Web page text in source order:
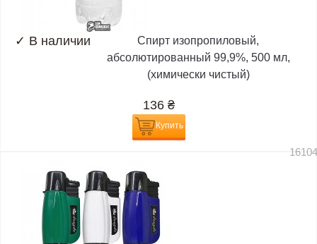
✓ В наличии
Спирт изопропиловый,
абсолютированный 99,9%, 500 мл,
(химически чистый)
136 ₴
Купить